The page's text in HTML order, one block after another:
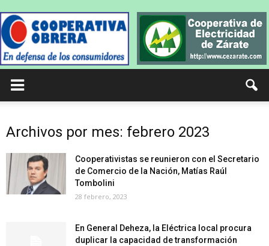
Archivos por mes: febrero 2023
Cooperativistas se reunieron con el Secretario
de Comercio de la Nación, Matías Raúl
Tombolini
28 febrero, 2023
En General Deheza, la Eléctrica local procura
duplicar la capacidad de transformación